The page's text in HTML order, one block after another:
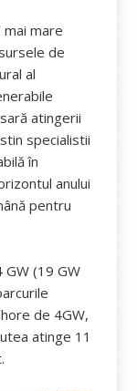
mai mare
de
al
atingerii
specialistii
în
anului
pentru
(19 GW
de 4GW,
atinge 11